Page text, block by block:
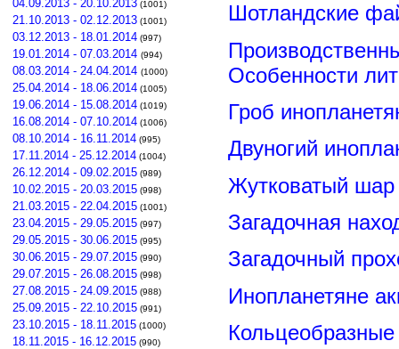
04.09.2013 - 20.10.2013 (1001)
21.10.2013 - 02.12.2013 (1001)
03.12.2013 - 18.01.2014 (997)
19.01.2014 - 07.03.2014 (994)
08.03.2014 - 24.04.2014 (1000)
25.04.2014 - 18.06.2014 (1005)
19.06.2014 - 15.08.2014 (1019)
16.08.2014 - 07.10.2014 (1006)
08.10.2014 - 16.11.2014 (995)
17.11.2014 - 25.12.2014 (1004)
26.12.2014 - 09.02.2015 (989)
10.02.2015 - 20.03.2015 (998)
21.03.2015 - 22.04.2015 (1001)
23.04.2015 - 29.05.2015 (997)
29.05.2015 - 30.06.2015 (995)
30.06.2015 - 29.07.2015 (990)
29.07.2015 - 26.08.2015 (998)
27.08.2015 - 24.09.2015 (988)
25.09.2015 - 22.10.2015 (991)
23.10.2015 - 18.11.2015 (1000)
18.11.2015 - 16.12.2015 (990)
Шотландские
Особенности
Гроб
Двуногий
Жутковатый шар
Загадочная
Загадочный
Инопланетяне